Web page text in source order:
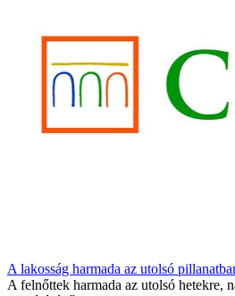
A lakosság harmada az utolsó
A felnőttek harmada az utolsó hetekre,